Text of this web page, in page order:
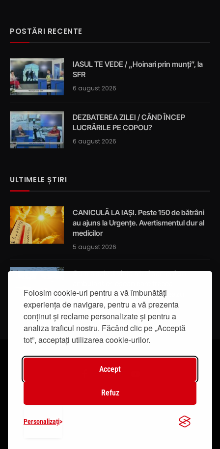
Folosim cookie-uri pentru a vă îmbunătăți
experiența de navigare, pentru a vă prezenta
conținut și reclame personalizate și pentru a
analiza traficul nostru. Făcând clic pe „Acceptă
tot”, acceptați utilizarea cookie-urilor.
Accept
Refuz
Personalizați
POSTĂRI RECENTE
IASUL TE VEDE / „Hoinari prin munți”, la
SFR
6 august 2026
DEZBATEREA ZILEI / CÂND ÎNCEP
LUCRĂRILE PE COPOU?
6 august 2026
ULTIMELE ȘTIRI
CANICULĂ LA IAȘI. Peste 150 de bătrâni
au ajuns la Urgențe. Avertismentul dur al
medicilor
5 august 2026
Cum a salvat viața a trei oameni un
întâmplător prin localitatea Breazu
5 august 2026
© 2019 - IasiTV Life. Toate drepturile rezervate.